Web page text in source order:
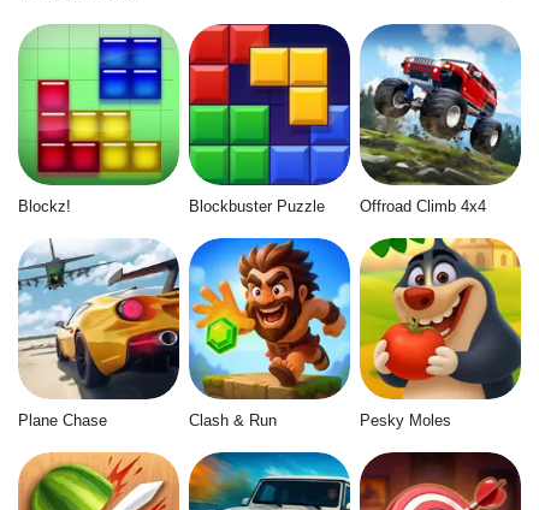
Blockz! Blockbuster Puzzle Offroad Climb 4x4
Plane Chase Clash & Run Pesky Moles